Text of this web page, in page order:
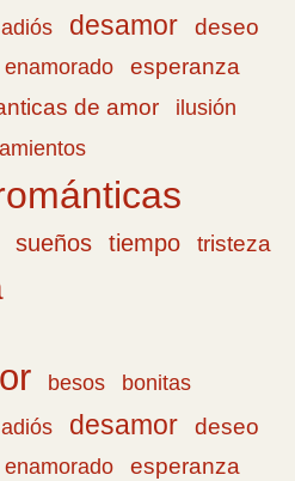
desamor deseo
enamorado esperanza
de amor
ilusión
sueños tiempo
tristeza
besos
bonitas
desamor deseo
enamorado esperanza